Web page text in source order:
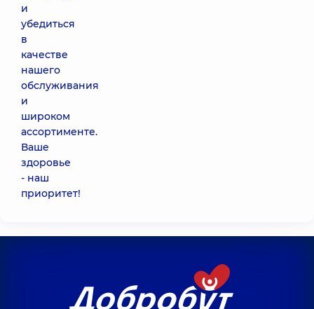
и
убедиться
в
качестве
нашего
обслуживания
и
широком
ассортименте.
Ваше
здоровье
- наш
приоритет!